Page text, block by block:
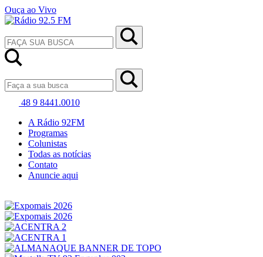
Ouça ao Vivo
48 9 8441.0010
A Rádio 92FM
Programas
Colunistas
Todas as notícias
Contato
Anuncie aqui